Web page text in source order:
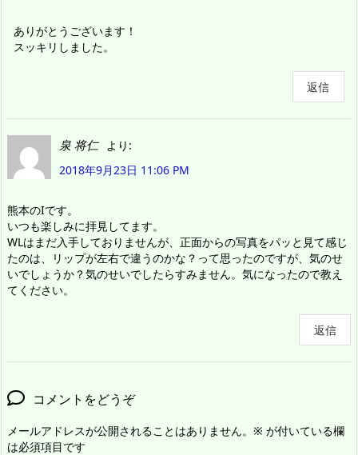
ありがとうございます！
スッキリしました。
返信
泉 将仁 より:
2018年9月23日 11:06 PM
熊本のIです。
いつも楽しみに拝見してます。
WLはまだ入手しておりませんが、正面からの写真をパッと見て感じ
たのは、リップが左右で違うのかな？って思ったのですが、気のせ
いでしょうか？気のせいでしたらすみません。気になったので教え
てください。
返信
コメントをどうぞ
メールアドレスが公開されることはありません。 ※ が付いている欄
は必須項目です